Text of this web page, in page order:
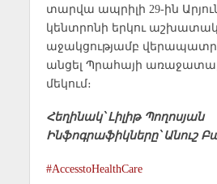
տարվա ապրիլի 29-ին
կենտրոնի երկու
աջակցությամբ
անցել Պրահայի
մեկում։
Հեղինակ՝ Լիլիթ Պողոսյան
Ինֆոգրաֆիկները՝ Անուշ
#AccesstoHealthCare